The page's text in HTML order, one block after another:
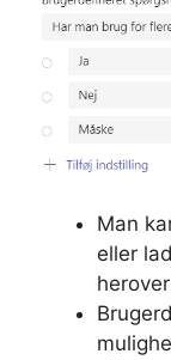
Man
eller